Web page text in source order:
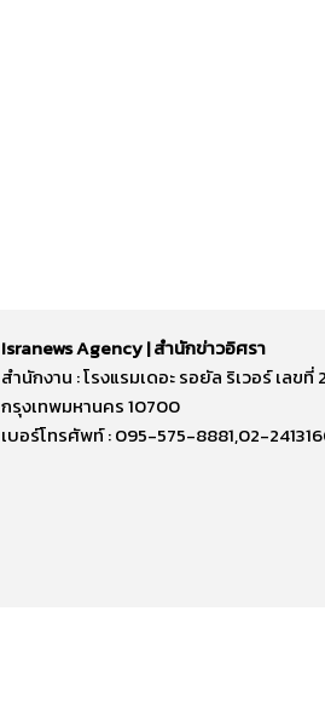
Isranews Agency | สำนักข่าวอิศรา
สำนักงาน : โรงแรมเดอะ รอยัล ริเวอร์ เล
กรุงเทพมหานคร 10700
เบอร์โทรศัพท์ : 095-575-8881,02-